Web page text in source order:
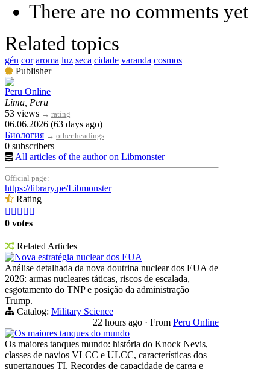
There are no comments yet
Related topics
gén cor aroma luz seca cidade varanda cosmos
Publisher
Peru Online
Lima, Peru
53 views → rating
06.06.2026 (63 days ago)
Биология → other headings
0 subscribers
All articles of the author on Libmonster
Official page:
https://library.pe/Libmonster
Rating
    
0 votes
Related Articles
Nova estratégia nuclear dos EUA
Análise detalhada da nova doutrina nuclear dos EUA de
2026: armas nucleares táticas, riscos de escalada,
esgotamento do TNP e posição da administração
Trump.
Catalog: Military Science
22 hours ago · From Peru Online
Os maiores tanques do mundo
Os maiores tanques mundo: história do Knock Nevis,
classes de navios VLCC e ULCC, características dos
supertanques TI. Recordes de capacidade de carga e